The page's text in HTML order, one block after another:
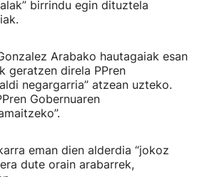
birrindu egin dituztela
Arabako hautagaiak esan
geratzen direla PPren
negargarria” atzean uzteko.
Gobernuaren
eman dien alderdia “jokoz
dute orain arabarrek,